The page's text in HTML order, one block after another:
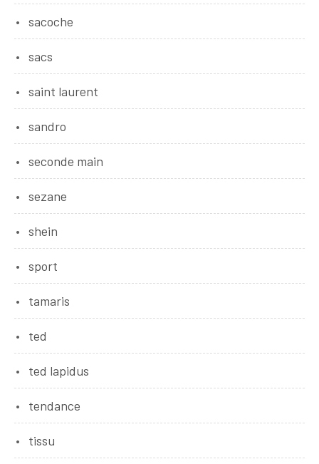
sacoche
sacs
saint laurent
sandro
seconde main
sezane
shein
sport
tamaris
ted
ted lapidus
tendance
tissu